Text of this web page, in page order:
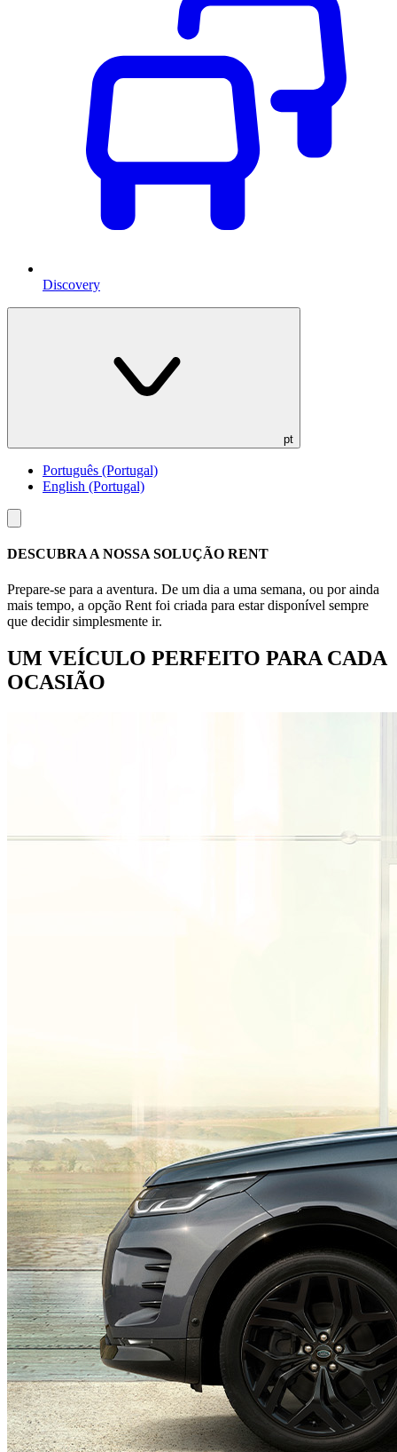
Discovery
pt
Português (Portugal)
English (Portugal)
Toggle
DESCUBRA A NOSSA SOLUÇÃO RENT
Prepare-se para a aventura. De um dia a uma semana, ou por ainda
mais tempo, a opção Rent foi criada para estar disponível sempre
que decidir simplesmente ir.
UM VEÍCULO PERFEITO PARA CADA
OCASIÃO